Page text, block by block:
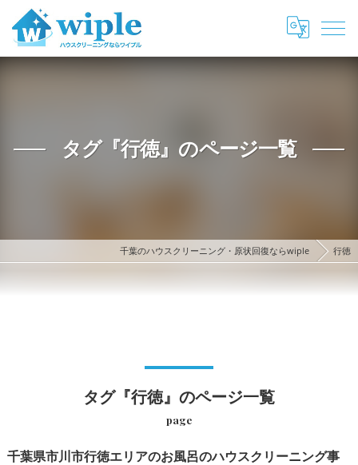
タグ『行徳』のページ一覧
千葉のハウスクリーニング・原状回復ならwiple 行徳
タグ『行徳』のページ一覧
page
千葉県市川市行徳エリアのお風呂のハウスクリーニング事